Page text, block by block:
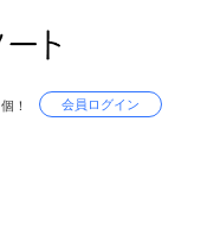
個！ 会員ログイン